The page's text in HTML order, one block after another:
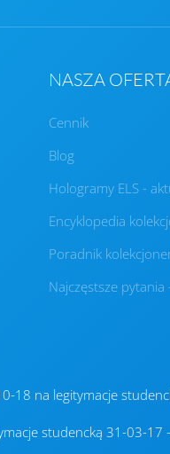
NASZA
Cennik
Blog
Hologramy ELS -
Encyklopedia
Poradnik
Najczęstsze pytania
18 na legitymacje
studencką 31-03-17